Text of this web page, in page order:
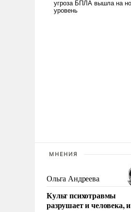
МНЕНИЯ
Ольга Андреева
Культ психотравмы
разрушает и человека, и